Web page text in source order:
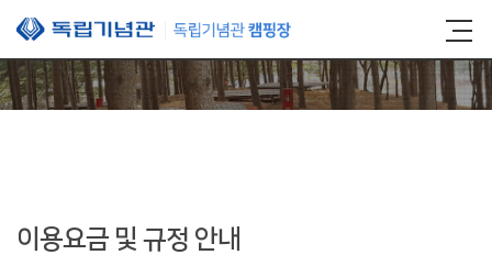
본문 바로가기
이용요금 및 규정 안내